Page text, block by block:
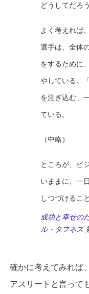
どうしてだろう
よく考えれば
選手は、全体
をするために
やしている。
を注ぎ込む」
ている。
（中略）
ところが、ビ
いままに、一
しつづけるこ
成功と幸せの
ル・タフネス
確かに考えてみれば
アスリートと言って